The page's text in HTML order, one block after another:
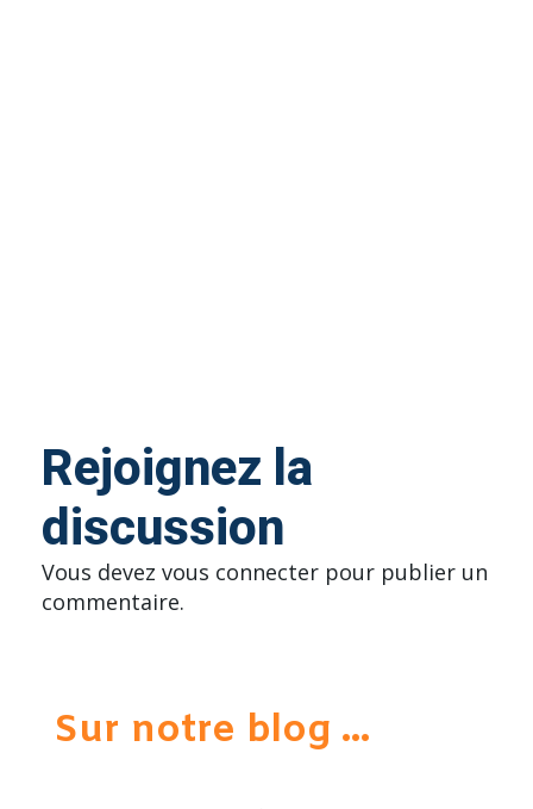
Rejoignez la
discussion
Vous devez vous connecter pour publier un
commentaire.
Sur notre blog ...